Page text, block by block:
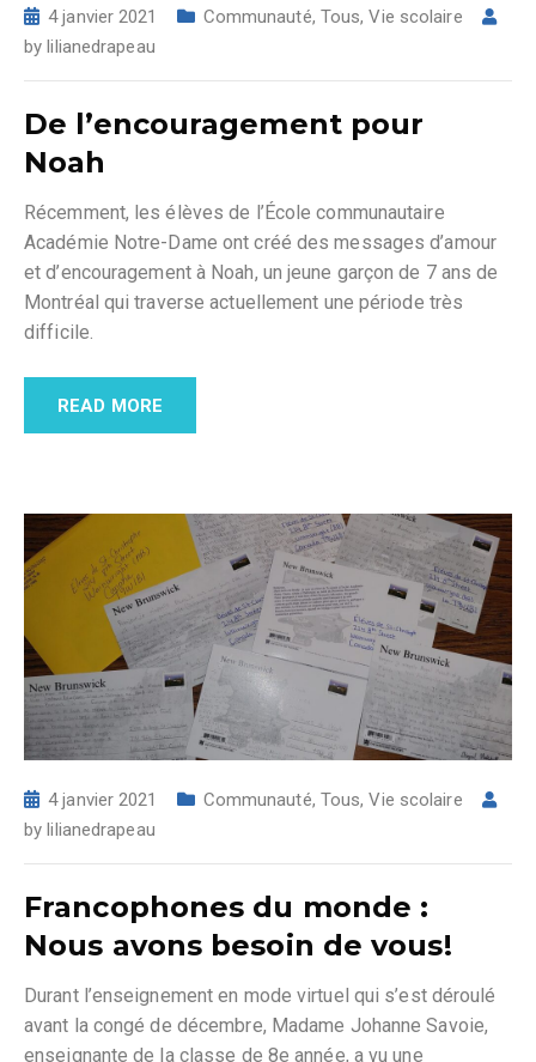
4 janvier 2021 Communauté, Tous,Vie scolaire
by lilianedrapeau
De l’encouragement pour
Noah
Récemment, les élèves de l’École communautaire
Académie Notre-Dame ont créé des messages d’amour
et d’encouragement à Noah, un jeune garçon de 7 ans de
Montréal qui traverse actuellement une période très
difficile.
READ MORE
4 janvier 2021 Communauté, Tous,Vie scolaire
by lilianedrapeau
Francophones du monde :
Nous avons besoin de vous!
Durant l’enseignement en mode virtuel qui s’est déroulé
avant la congé de décembre, Madame Johanne Savoie,
enseignante de la classe de 8e année, a vu une